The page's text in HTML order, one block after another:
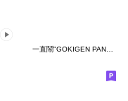
一直鬧"GOKIGEN PANDA" 台灣版